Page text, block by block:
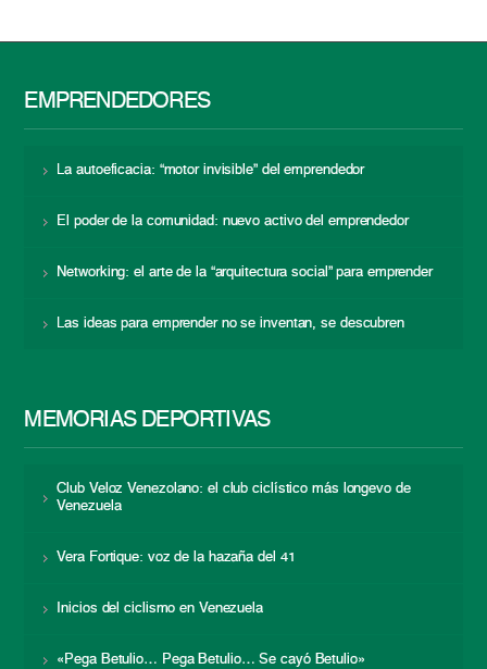
EMPRENDEDORES
La autoeficacia: “motor invisible” del emprendedor
El poder de la comunidad: nuevo activo del emprendedor
Networking: el arte de la “arquitectura social” para emprender
Las ideas para emprender no se inventan, se descubren
MEMORIAS DEPORTIVAS
Club Veloz Venezolano: el club ciclístico más longevo de
Venezuela
Vera Fortique: voz de la hazaña del 41
Inicios del ciclismo en Venezuela
«Pega Betulio… Pega Betulio… Se cayó Betulio»